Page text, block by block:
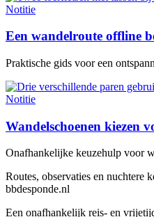
Notitie
Een wandelroute offline
Praktische gids voor een
Notitie
Wandelschoenen kiezen
Onafhankelijke keuzehulp voor
Routes, observaties en nuchtere
bbdesponde.nl
Een onafhankelijk reis- en